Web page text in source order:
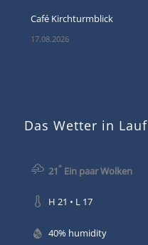
Café Kirchturmblick
17.08.2026
Das Wetter in Lauf
21°Ein paar Wolken
H 21 • L 17
40% humidity